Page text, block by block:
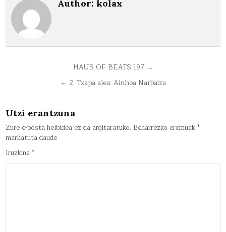
Author:kolax
BidalketetanHAUS OF BEATS 197 →
← 2. Txapa alea: Ainhoa Narbaiza
Utzi erantzuna
Zure e-posta helbidea ez da argitaratuko. Beharrezko eremuak*
markatuta daude
Iruzkina*